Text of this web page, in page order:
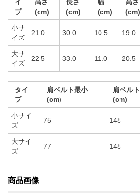
イ
プ
高さ
(cm)
長さ
(cm)
幅
(cm)
高さ
(cm)
小サ
イズ
21.0 30.0 10.5 19.0
大サ
イズ
22.5 33.0 11.0 20.5
タイ
プ
肩ベルト最小
(cm)
肩ベル
(cm)
小サイ
ズ
75 148
大サイ
ズ
77 148
商品画像